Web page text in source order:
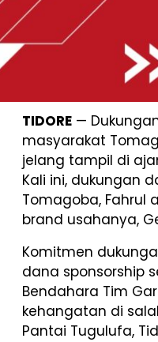
TIDORE —
masyarakat
jelang tampil di
Kali ini, dukungan
Tomagoba, Fahrul
brand usahanya,
Komitmen
dana sponsorship
Bendahara Tim
kehangatan di
Pantai Tugulufa,